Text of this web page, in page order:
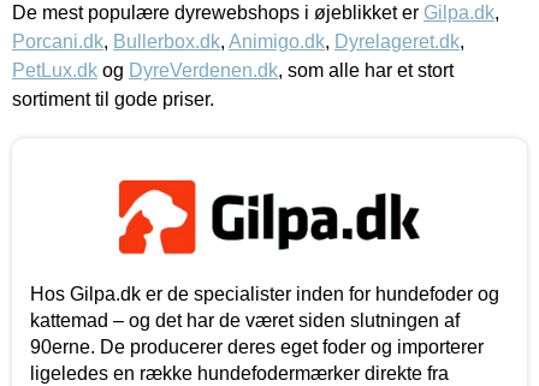
De mest populære dyrewebshops i øjeblikket er Gilpa.dk,
Porcani.dk, Bullerbox.dk, Animigo.dk, Dyrelageret.dk,
PetLux.dk og DyreVerdenen.dk, som alle har et stort
sortiment til gode priser.
Hos Gilpa.dk er de specialister inden for hundefoder og
kattemad – og det har de været siden slutningen af
90erne. De producerer deres eget foder og importerer
ligeledes en række hundefodermærker direkte fra